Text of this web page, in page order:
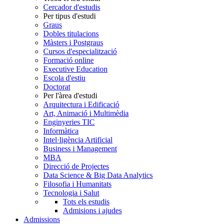
Cercador d'estudis
Per tipus d'estudi
Graus
Dobles titulacions
Màsters i Postgraus
Cursos d'especialització
Formació online
Executive Education
Escola d'estiu
Doctorat
Per l'àrea d'estudi
Arquitectura i Edificació
Art, Animació i Multimèdia
Enginyeries TIC
Informàtica
Intel·ligència Artificial
Business i Management
MBA
Direcció de Projectes
Data Science & Big Data Analytics
Filosofia i Humanitats
Tecnologia i Salut
Tots els estudis
Admisions i ajudes
Admissions